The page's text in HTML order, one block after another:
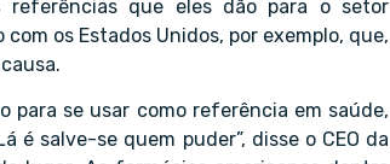
que eles dão para o setor
os Estados Unidos, por exemplo, que,
para se usar como referência em saúde,
é salve-se quem puder”, disse o CEO da